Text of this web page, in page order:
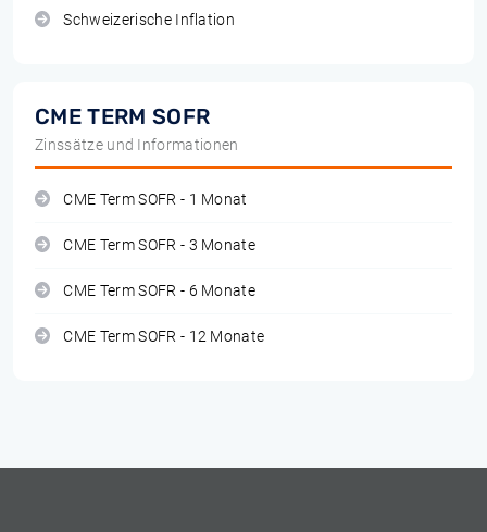
Schweizerische Inflation
CME TERM SOFR
Zinssätze und Informationen
CME Term SOFR - 1 Monat
CME Term SOFR - 3 Monate
CME Term SOFR - 6 Monate
CME Term SOFR - 12 Monate